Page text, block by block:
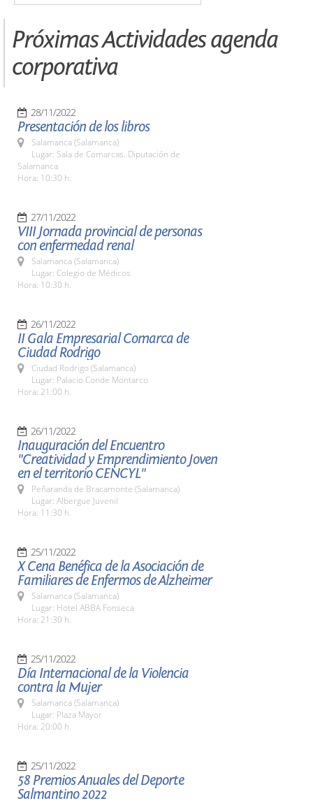
Próximas Actividades agenda
corporativa
28/11/2022
Presentación de los libros
Salamanca (Salamanca)
Lugar: Sala de Comarcas. Diputación de
Salamanca
Hora: 10:30 h.
27/11/2022
VIII Jornada provincial de personas
con enfermedad renal
Salamanca (Salamanca)
Lugar: Colegio de Médicos
Hora: 10:30 h.
26/11/2022
II Gala Empresarial Comarca de
Ciudad Rodrigo
Ciudad Rodrigo (Salamanca)
Lugar: Palacio Conde Montarco
Hora: 21:00 h.
26/11/2022
Inauguración del Encuentro
"Creatividad y Emprendimiento Joven
en el territorio CENCYL"
Peñaranda de Bracamonte (Salamanca)
Lugar: Albergue Juvenil
Hora: 11:30 h.
25/11/2022
X Cena Benéfica de la Asociación de
Familiares de Enfermos de Alzheimer
Salamanca (Salamanca)
Lugar: Hotel ABBA Fonseca
Hora: 21:30 h.
25/11/2022
Día Internacional de la Violencia
contra la Mujer
Salamanca (Salamanca)
Lugar: Plaza Mayor
Hora: 20:00 h.
25/11/2022
58 Premios Anuales del Deporte
Salmantino 2022